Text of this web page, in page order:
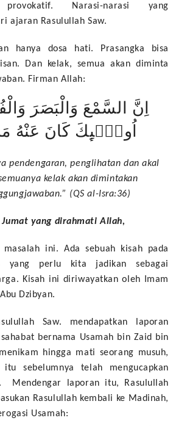
provokatif. Narasi-narasi yang
ajaran Rasulullah Saw.
hanya dosa hati. Prasangka bisa
Dan kelak, semua akan diminta
Firman Allah:
اِنَّ السَّمْعَ وَالْبَصَرَ
اُولٰۤىِٕكَ كَانَ عَنْهُ
pendengaran, penglihatan dan akal
kelak akan dimintakan
(QS al-Isra:36)
Jumat yang dirahmati Allah,
masalah ini. Ada sebuah kisah pada
yang perlu kita jadikan sebagai
Kisah ini diriwayatkan oleh Imam
Dzibyan.
Saw. mendapatkan laporan
bernama Usamah bin Zaid bin
hingga mati seorang musuh,
sebelumnya telah mengucapkan
Mendengar laporan itu, Rasulullah
Rasulullah kembali ke Madinah,
Usamah: